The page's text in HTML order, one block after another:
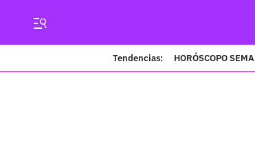
Tendencias: HORÓSCOPO